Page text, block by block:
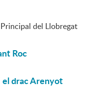
del Llobregat
Roc
el drac Arenyot